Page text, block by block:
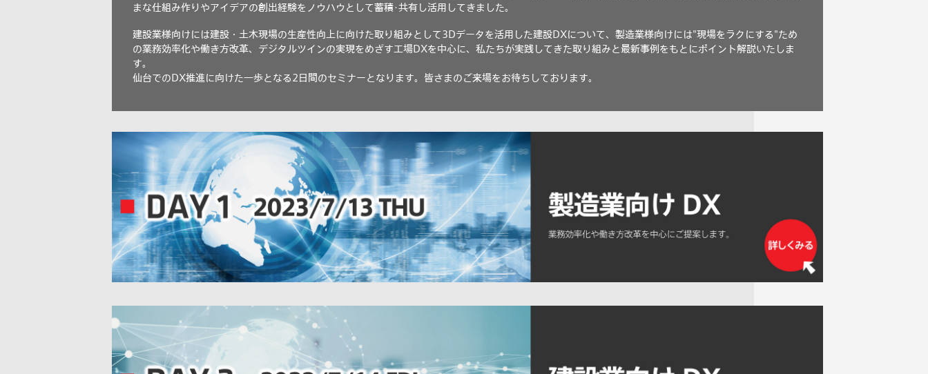
まな仕組み作りやアイデアの創出経験をノウハウとして蓄積･共有し活用してきました。
建設業様向けには建設・土木現場の生産性向上に向けた取り組みとして3Dデータを活用した建設DXについて、製造業様向けには"現場をラクにする"ため
の業務効率化や働き方改革、デジタルツインの実現をめざす工場DXを中心に、私たちが実践してきた取り組みと最新事例をもとにポイント解説いたしま
す。
仙台でのDX推進に向けた一歩となる2日間のセミナーとなります。皆さまのご来場をお待ちしております。